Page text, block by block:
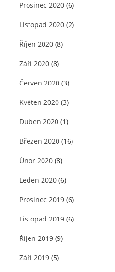
Prosinec 2020 (6)
Listopad 2020 (2)
Říjen 2020 (8)
Září 2020 (8)
Červen 2020 (3)
Květen 2020 (3)
Duben 2020 (1)
Březen 2020 (16)
Únor 2020 (8)
Leden 2020 (6)
Prosinec 2019 (6)
Listopad 2019 (6)
Říjen 2019 (9)
Září 2019 (5)